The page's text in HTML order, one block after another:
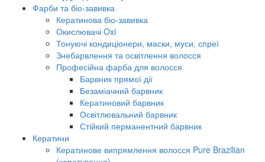
Фарби та біо-завивка
Кератинова біо-завивка
Окислювачі Oxi
Тонуючі кондиціонери, маски, муси, спреї
Знебарвлення та освітлення волосся
Професійна фарба для волосся
Барвник прямої дії
Безаміачний барвник
Кератиновий барвник
Освітлювальний барвник
Стійкий перманентний барвник
Кератини
Кератинове випрямлення волосся Pure Brazilian